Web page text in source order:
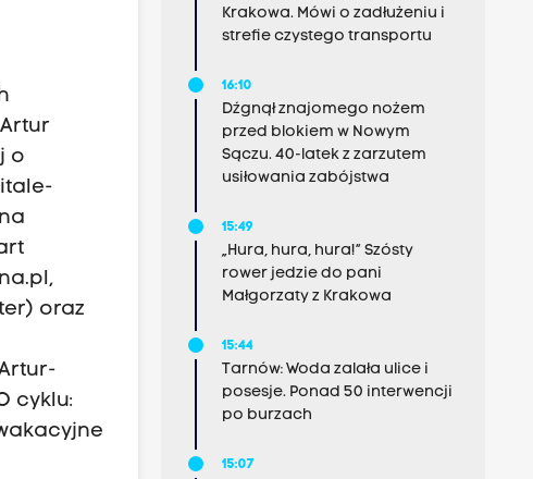
o
oraz
cyklu:
Krakowa. Mówi o zadłużeniu i
strefie czystego transportu
16:10
Dźgnął znajomego nożem
przed blokiem w Nowym
Sączu. 40-latek z zarzutem
usiłowania zabójstwa
15:49
„Hura, hura, hura!” Szósty
rower jedzie do pani
Małgorzaty z Krakowa
15:44
Tarnów: Woda zalała ulice i
posesje. Ponad 50 interwencji
po burzach
15:07